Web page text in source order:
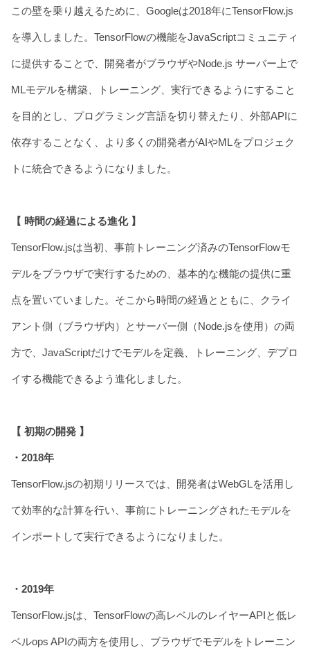
この壁を乗り越えるために、Googleは2018年にTensorFlow.js
を導入しました。TensorFlowの機能をJavaScriptコミュニティ
に提供することで、開発者がブラウザやNode.js サーバー上で
MLモデルを構築、トレーニング、実行できるようにすること
を目的とし、プログラミング言語を切り替えたり、外部APIに
依存することなく、より多くの開発者がAIやMLをプロジェク
トに統合できるようになりました。
【 時間の経過による進化 】
TensorFlow.jsは当初、事前トレーニング済みのTensorFlowモ
デルをブラウザで実行するための、基本的な機能の提供に重
点を置いていました。そこから時間の経過とともに、クライ
アント側（ブラウザ内）とサーバー側（Node.jsを使用）の両
方で、JavaScriptだけでモデルを定義、トレーニング、デプロ
イする機能できるよう進化しました。
【 初期の開発 】
・2018年
TensorFlow.jsの初期リリースでは、開発者はWebGLを活用し
て効率的な計算を行い、事前にトレーニングされたモデルを
インポートして実行できるようになりました。
・2019年
TensorFlow.jsは、TensorFlowの高レベルのレイヤーAPIと低レ
ベルops APIの両方を使用し、ブラウザでモデルをトレーニン